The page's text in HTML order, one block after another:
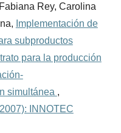
Rey, Carolina
Implementación de
subproductos
para la producción
simultánea ,
INNOTEC